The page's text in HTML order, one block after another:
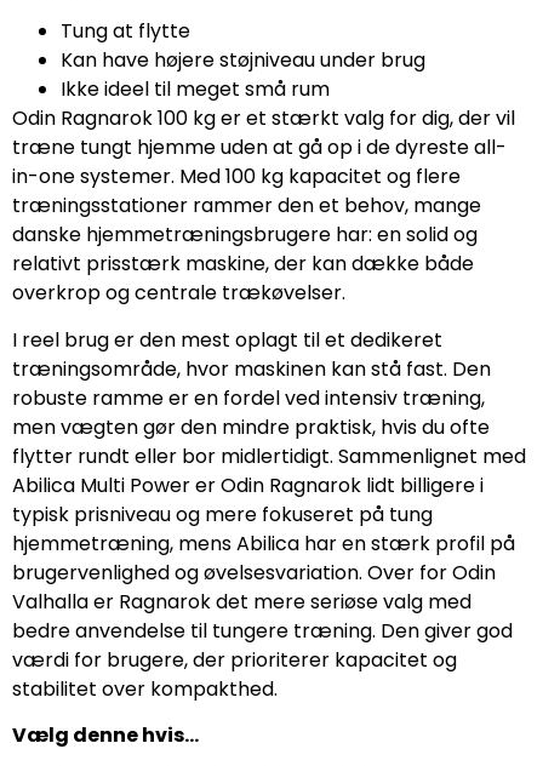
Tung at flytte
Kan have højere støjniveau under brug
Ikke ideel til meget små rum
Odin Ragnarok 100 kg er et stærkt valg for dig, der vil
træne tungt hjemme uden at gå op i de dyreste all-
in-one systemer. Med 100 kg kapacitet og flere
træningsstationer rammer den et behov, mange
danske hjemmetræningsbrugere har: en solid og
relativt prisstærk maskine, der kan dække både
overkrop og centrale trækøvelser.
I reel brug er den mest oplagt til et dedikeret
træningsområde, hvor maskinen kan stå fast. Den
robuste ramme er en fordel ved intensiv træning,
men vægten gør den mindre praktisk, hvis du ofte
flytter rundt eller bor midlertidigt. Sammenlignet med
Abilica Multi Power er Odin Ragnarok lidt billigere i
typisk prisniveau og mere fokuseret på tung
hjemmetræning, mens Abilica har en stærk profil på
brugervenlighed og øvelsesvariation. Over for Odin
Valhalla er Ragnarok det mere seriøse valg med
bedre anvendelse til tungere træning. Den giver god
værdi for brugere, der prioriterer kapacitet og
stabilitet over kompakthed.
Vælg denne hvis…